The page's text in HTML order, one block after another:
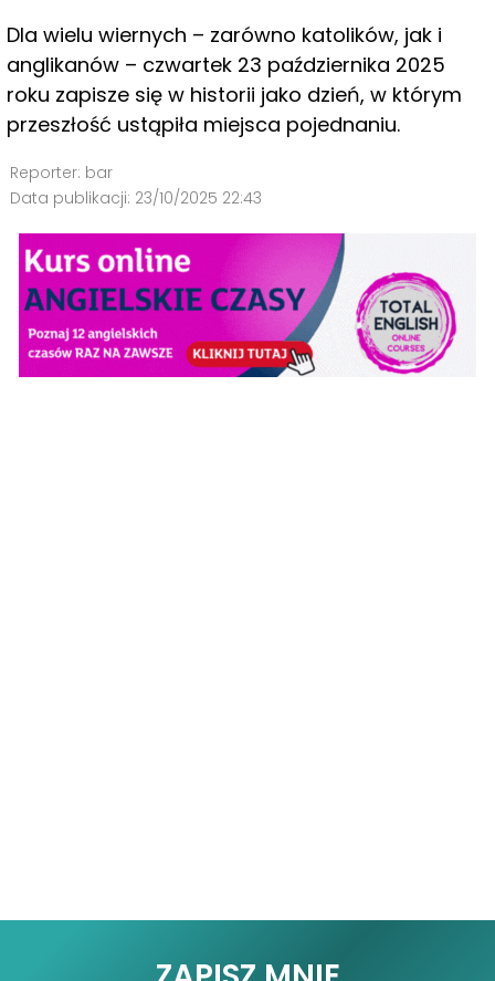
Dla wielu wiernych – zarówno katolików, jak i
anglikanów – czwartek 23 października 2025
roku zapisze się w historii jako dzień, w którym
przeszłość ustąpiła miejsca pojednaniu.
Reporter: bar
Data publikacji: 23/10/2025 22:43